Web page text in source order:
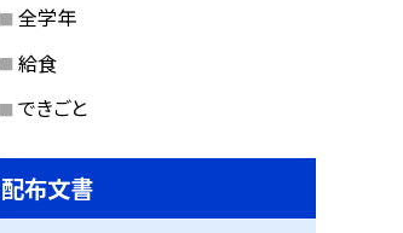
全学年
給食
できごと
配布文書